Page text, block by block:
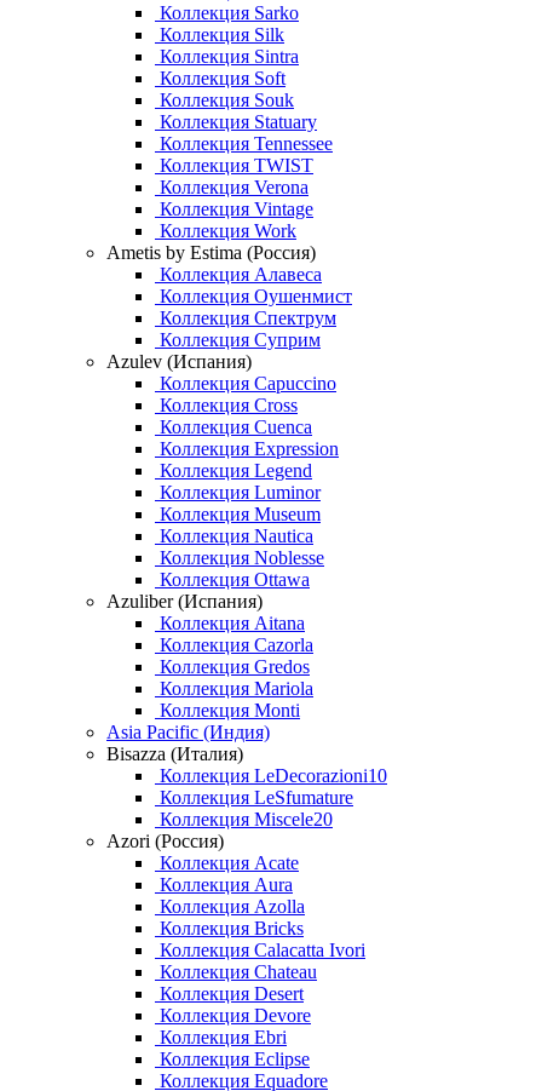
Коллекция Sarko
Коллекция Silk
Коллекция Sintra
Коллекция Soft
Коллекция Souk
Коллекция Statuary
Коллекция Tennessee
Коллекция TWIST
Коллекция Verona
Коллекция Vintage
Коллекция Work
Ametis by Estima (Россия)
Коллекция Алавеса
Коллекция Оушенмист
Коллекция Спектрум
Коллекция Суприм
Azulev (Испания)
Коллекция Capuccino
Коллекция Cross
Коллекция Cuenca
Коллекция Expression
Коллекция Legend
Коллекция Luminor
Коллекция Museum
Коллекция Nautica
Коллекция Noblesse
Коллекция Ottawa
Azuliber (Испания)
Коллекция Aitana
Коллекция Cazorla
Коллекция Gredos
Коллекция Mariola
Коллекция Monti
Asia Pacific (Индия)
Bisazza (Италия)
Коллекция LeDecorazioni10
Коллекция LeSfumature
Коллекция Miscele20
Azori (Россия)
Коллекция Acate
Коллекция Aura
Коллекция Azolla
Коллекция Bricks
Коллекция Calacatta Ivori
Коллекция Chateau
Коллекция Desert
Коллекция Devore
Коллекция Ebri
Коллекция Eclipse
Коллекция Equadore